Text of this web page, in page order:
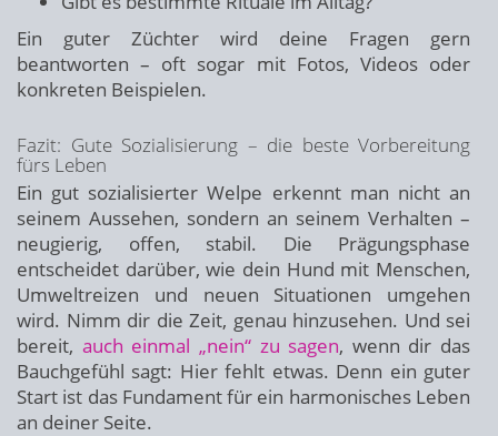
Ein guter Züchter wird deine Fragen gern
beantworten – oft sogar mit Fotos, Videos oder
konkreten Beispielen.
Fazit: Gute Sozialisierung – die beste Vorbereitung
fürs Leben
Ein gut sozialisierter Welpe erkennt man nicht an
seinem Aussehen, sondern an seinem Verhalten –
neugierig, offen, stabil. Die Prägungsphase
entscheidet darüber, wie dein Hund mit Menschen,
Umweltreizen und neuen Situationen umgehen
wird. Nimm dir die Zeit, genau hinzusehen. Und sei
bereit, auch einmal „nein“ zu sagen, wenn dir das
Bauchgefühl sagt: Hier fehlt etwas. Denn ein guter
Start ist das Fundament für ein harmonisches Leben
an deiner Seite.